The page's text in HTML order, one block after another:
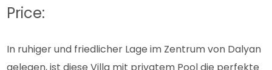
Price:
In ruhiger und friedlicher Lage im Zentrum von Dalyan